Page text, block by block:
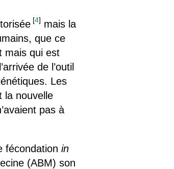
[4] mais la
que ce
mais qui est
de l’outil
Les
la nouvelle
pas à
fécondationin
(ABM) son